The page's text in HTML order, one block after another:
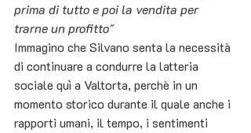
prima di tutto e poi la vendita per
trarne un profitto"
Immagino che Silvano senta la necessità
di continuare a condurre la latteria
sociale quì a Valtorta, perchè in un
momento storico durante il quale anche i
rapporti umani, il tempo, i sentimenti